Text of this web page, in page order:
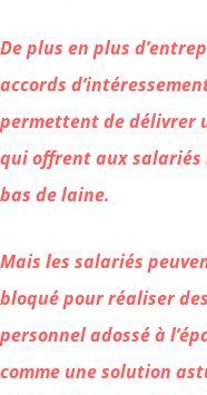
De plus en plus
accords
permettent de délivrer
qui offrent aux salariés
bas de laine.
Mais les salariés
bloqué pour réaliser
personnel adossé à
comme une solution